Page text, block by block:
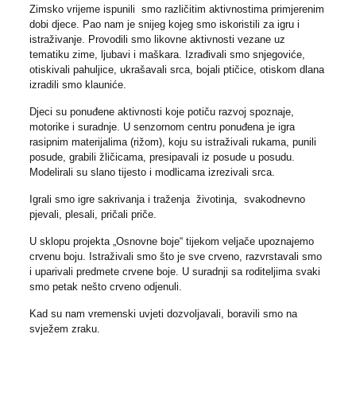
Zimsko vrijeme ispunili smo različitim aktivnostima primjerenim
dobi djece. Pao nam je snijeg kojeg smo iskoristili za igru i
istraživanje. Provodili smo likovne aktivnosti vezane uz
tematiku zime, ljubavi i maškara. Izrađivali smo snjegoviće,
otiskivali pahuljice, ukrašavali srca, bojali ptičice, otiskom dlana
izradili smo klauniće.
Djeci su ponuđene aktivnosti koje potiču razvoj spoznaje,
motorike i suradnje. U senzornom centru ponuđena je igra
rasipnim materijalima (rižom), koju su istraživali rukama, punili
posude, grabili žličicama, presipavali iz posude u posudu.
Modelirali su slano tijesto i modlicama izrezivali srca.
Igrali smo igre sakrivanja i traženja životinja, svakodnevno
pjevali, plesali, pričali priče.
U sklopu projekta „Osnovne boje“ tijekom veljače upoznajemo
crvenu boju. Istraživali smo što je sve crveno, razvrstavali smo
i uparivali predmete crvene boje. U suradnji sa roditeljima svaki
smo petak nešto crveno odjenuli.
Kad su nam vremenski uvjeti dozvoljavali, boravili smo na
svježem zraku.